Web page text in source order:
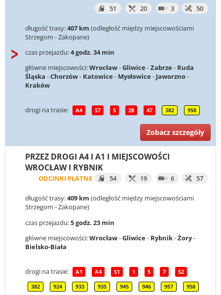
51
20 3 50
długość trasy:407 km (odległość między miejscowościami
Strzegom - Zakopane)
czas przejazdu:4 godz. 34 min
główne miejscowości:Wrocław-Gliwice -Zabrze - Ruda
Śląska -Chorzów- Katowice - Mysłowice - Jaworzno-
Kraków
drogi na trasie: A4 S7 5 28 47 382 958
Zobacz szczegóły
PRZEZ DROGI A4 I A1 I MIEJSCOWOŚCI
WROCŁAW I RYBNIK
ODCINKI PŁATNE 54 19 6 57
długość trasy:409 km (odległość między miejscowościami
Strzegom - Zakopane)
czas przejazdu:5 godz. 23 min
główne miejscowości:Wrocław-Gliwice- Rybnik-Żory-
Bielsko-Biała
drogi na trasie: A1 A4 S1 1 5 7 52
382 924 933 935 945 946 957 958